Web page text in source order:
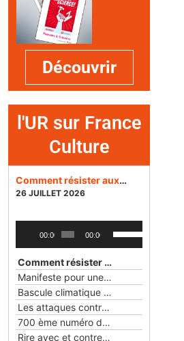
Découvrir
l'UR sur France
Culture
Comment résister aux dangers des réseaux sociaux pour la démocratie ?
26 JUILLET 2026
00:00 00:00
les
haut/bas
pour
augmenter
ou
diminuer
Comment résister aux dangers des réseaux sociaux pour la démocratie ?
Manifeste pour une éthique du numérique
Bascule climatique — 24 MAI 2026
Les attaques contre la science et la démocratie aux Etats-Unis et en France
700 ème numéro des Cahiers rationalistes
Rire avec et contre les objets